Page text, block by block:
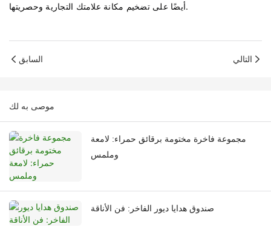
أيضًا على تضخيم مكانة علامتك التجارية وحصريتها.
السابق التالي
موصى به لك
مجموعة فاخرة مختومة برقائق حمراء: لامعة
وملمس
صندوق هدايا ديور الفاخر: فن الأناقة